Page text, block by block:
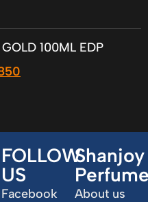
100ML EDP
FOLLOW
US
Facebook
Shanjoy
About us